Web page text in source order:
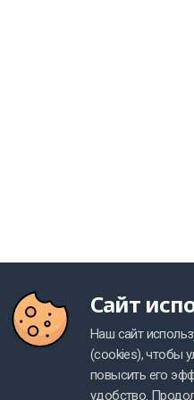
Сайт
Наш сайт
(cookies), чтобы
повысить его
удобство.
Контакты